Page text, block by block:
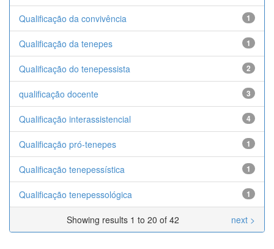
Qualificação da convivência 1
Qualificação da tenepes 1
Qualificação do tenepessista 2
qualificação docente 3
Qualificação interassistencial 4
Qualificação pró-tenepes 1
Qualificação tenepessística 1
Qualificação tenepessológica 1
Showing results 1 to 20 of 42 next >